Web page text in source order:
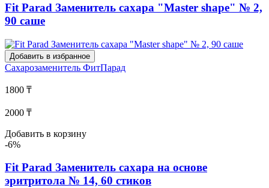
Fit Parad Заменитель сахара "Master shape" № 2,
90 саше
Добавить в избранное
Сахарозаменитель ФитПарад
1800 ₸
2000 ₸
Добавить в корзину
-6%
Fit Parad Заменитель сахара на основе
эритритола № 14, 60 стиков